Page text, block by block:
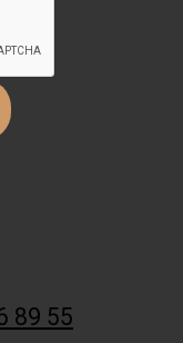
89 55